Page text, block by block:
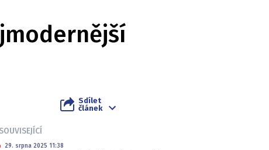
Sdílet
článek
SOUVISEJÍCÍ
29. srpna 2025 11:38